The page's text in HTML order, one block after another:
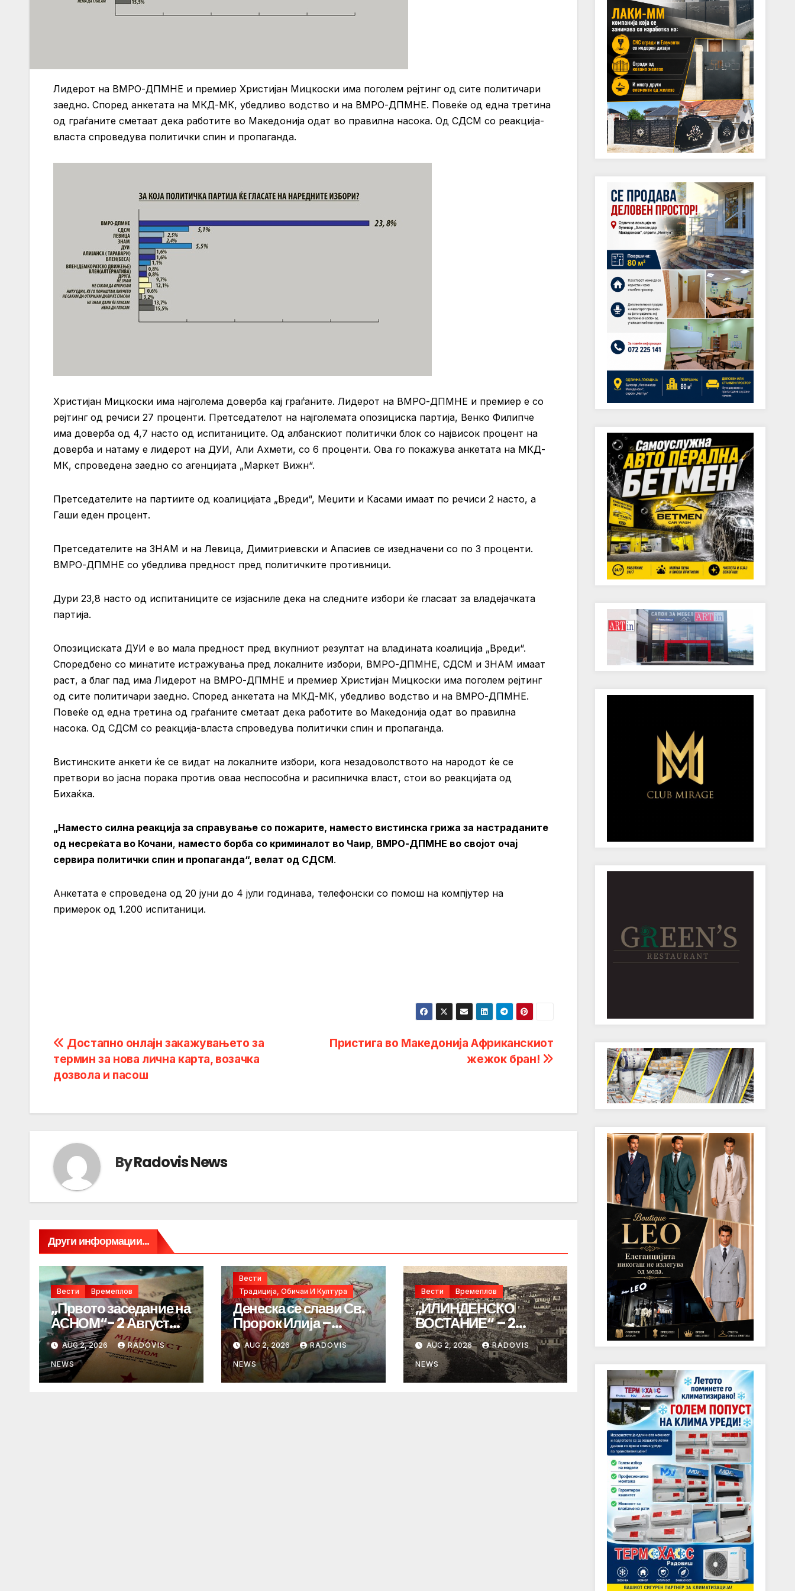
Лидерот на ВМРО-ДПМНЕ и премиер Христијан Мицкоски има поголем рејтинг од сите политичари
заедно. Според анкетата на МКД-МК, убедливо водство и на ВМРО-ДПМНЕ. Повеќе од една третина
од граѓаните сметаат дека работите во Македонија одат во правилна насока. Од СДСМ со реакција-
власта спроведува политички спин и пропаганда.
Христијан Мицкоски има најголема доверба кај граѓаните. Лидерот на ВМРО-ДПМНЕ и премиер е со
рејтинг од речиси 27 проценти. Претседателот на најголемата опозициска партија, Венко Филипче
има доверба од 4,7 насто од испитаниците. Од албанскиот политички блок со највисок процент на
доверба и натаму е лидерот на ДУИ, Али Ахмети, со 6 проценти. Ова го покажува анкетата на МКД-
МК, спроведена заедно со агенцијата „Маркет Вижн“.
Претседателите на партиите од коалицијата „Вреди“, Меџити и Касами имаат по речиси 2 насто, а
Гаши еден процент.
Претседателите на ЗНАМ и на Левица, Димитриевски и Апасиев се изедначени со по 3 проценти.
ВМРО-ДПМНЕ со убедлива предност пред политичките противници.
Дури 23,8 насто од испитаниците се изјасниле дека на следните избори ќе гласаат за владејачката
партија.
Опозициската ДУИ е во мала предност пред вкупниот резултат на владината коалиција „Вреди“.
Споредбено со минатите истражувања пред локалните избори, ВМРО-ДПМНЕ, СДСМ и ЗНАМ имаат
раст, а благ пад има Лидерот на ВМРО-ДПМНЕ и премиер Христијан Мицкоски има поголем рејтинг
од сите политичари заедно. Според анкетата на МКД-МК, убедливо водство и на ВМРО-ДПМНЕ.
Повеќе од една третина од граѓаните сметаат дека работите во Македонија одат во правилна
насока. Од СДСМ со реакција-власта спроведува политички спин и пропаганда.
Вистинските анкети ќе се видат на локалните избори, кога незадоволството на народот ќе се
претвори во јасна порака против оваа неспособна и расипничка власт, стои во реакцијата од
Бихаќка.
„Наместо силна реакција за справување со пожарите, наместо вистинска грижа за настраданите
од несреќата во Кочани, наместо борба со криминалот во Чаир, ВМРО-ДПМНЕ во својот очај
сервира политички спин и пропаганда“, велат од СДСМ.
Анкетата е спроведена од 20 јуни до 4 јули годинава, телефонски со помош на компјутер на
примерок од 1.200 испитаници.
Post
navigation
Пристига во Македонија Африканскиот
жежок бран!
Достапно онлајн закажувањето за
термин за нова лична карта, возачка
дозвола и пасош
ByRadovis News
Други информации...
Вести Времеплов
„Првото заседание на
АСНОМ“- 2 Август
1944 год.
AUG 2, 2026 RADOVIS
NEWS
Вести
Традиција, Обичаи И Култура
Денеска се слави Св.
Пророк Илија –
„ИЛИНДЕН“
AUG 2, 2026 RADOVIS
NEWS
Вести Времеплов
„ИЛИНДЕНСКО
ВОСТАНИЕ“ – 2
Август 1903 год.
AUG 2, 2026 RADOVIS
NEWS